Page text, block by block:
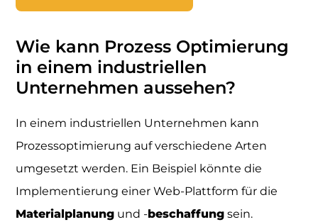
Wie kann Prozess Optimierung
in einem industriellen
Unternehmen aussehen?
In einem industriellen Unternehmen kann
Prozessoptimierung auf verschiedene Arten
umgesetzt werden. Ein Beispiel könnte die
Implementierung einer Web-Plattform für die
Materialplanung und -beschaffung sein.